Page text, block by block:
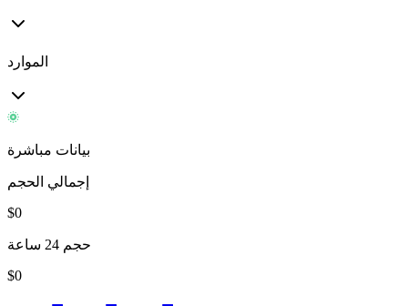
الموارد
بيانات مباشرة
إجمالي الحجم
$0
حجم 24 ساعة
$0